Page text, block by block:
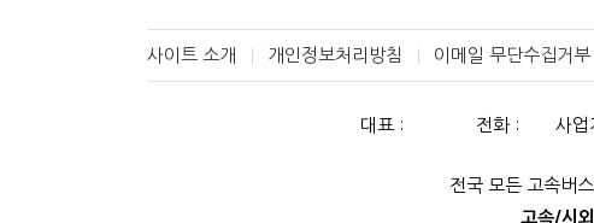
에 관한 법률, 공정거래위원회가 정하는 「전자상거
재화 또는 용역에 대한 정보 제공 및 구매계약
구매계약이 체결된 재화 또는 용역의 배송
사이트 소개 개인정보처리방침 이메일 무단수집거부
대표 : 전화 : 사업
전국 모든 고속버
고속/시